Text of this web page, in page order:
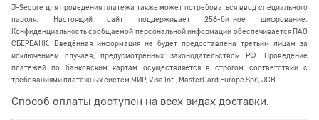
J-Secure для проведения платежа также может потребоваться ввод специального
пароля. Настоящий сайт поддерживает 256-битное шифрование.
Конфиденциальность сообщаемой персональной информации обеспечивается ПАО
СБЕРБАНК. Введённая информация не будет предоставлена третьим лицам за
исключением случаев, предусмотренных законодательством РФ. Проведение
платежей по банковским картам осуществляется в строгом соответствии с
требованиями платёжных систем МИР, Visa Int., MasterCard Europe Sprl, JCB.
Способ оплаты доступен на всех видах доставки.